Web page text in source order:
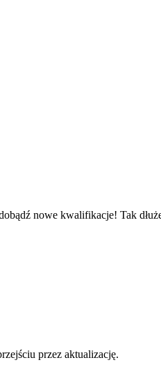
nowe kwalifikacje! Tak
przez aktualizację.